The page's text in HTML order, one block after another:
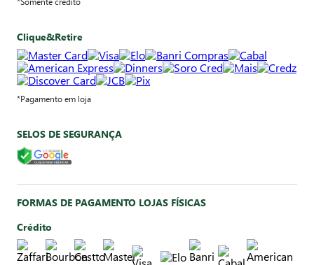
Clique&Retire
*Pagamento em loja
SELOS DE SEGURANÇA
FORMAS DE PAGAMENTO LOJAS FÍSICAS
Crédito